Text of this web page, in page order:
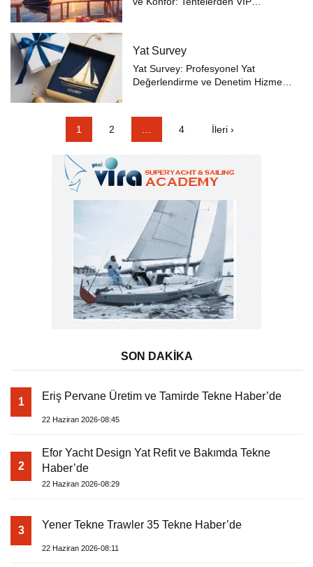
şık hale getirmek ister.
Motoryat.com, ...
Yat Survey
Yat Survey: Profesyonel Yat
Değerlendirme ve Denetim Hizmeti
deniz araçları için titiz bir süreç
gerektirir. Motoryat.com, denizcil...
1 2 … 4 İleri ›
SON DAKİKA
1 Eriş Pervane Üretim ve Tamirde Tekne Haber’de
22 Haziran 2026-08:45
2
Efor Yacht Design Yat Refit ve Bakımda Tekne
Haber’de
22 Haziran 2026-08:29
3 Yener Tekne Trawler 35 Tekne Haber’de
22 Haziran 2026-08:11